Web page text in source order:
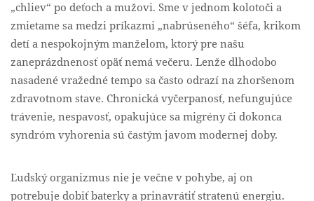
„chliev“ po deťoch a mužovi. Sme v jednom kolotoči a
zmietame sa medzi príkazmi „nabrúseného“ šéfa, krikom
detí a nespokojným manželom, ktorý pre našu
zaneprázdnenosť opäť nemá večeru. Lenže dlhodobo
nasadené vražedné tempo sa často odrazí na zhoršenom
zdravotnom stave. Chronická vyčerpanosť, nefungujúce
trávenie, nespavosť, opakujúce sa migrény či dokonca
syndróm vyhorenia sú častým javom modernej doby.
Ľudský organizmus nie je večne v pohybe, aj on
potrebuje dobiť baterky a prinavrátiť stratenú energiu.